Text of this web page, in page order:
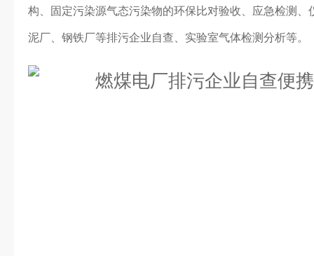
构、固定污染源气态污染物的环保比对验收、应急检测
泥厂、钢铁厂等排污企业自查、实验室气体检测分析等。